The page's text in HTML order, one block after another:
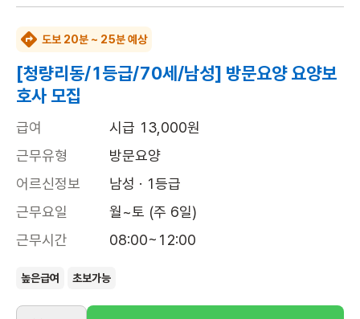
도보 20분 ~ 25분 예상
[청량리동/1등급/70세/남성] 방문요양 요양보
호사 모집
급여
시급 13,000원
근무유형
방문요양
어르신정보
남성 · 1등급
근무요일
월~토 (주 6일)
근무시간
08:00~12:00
높은급여 초보가능